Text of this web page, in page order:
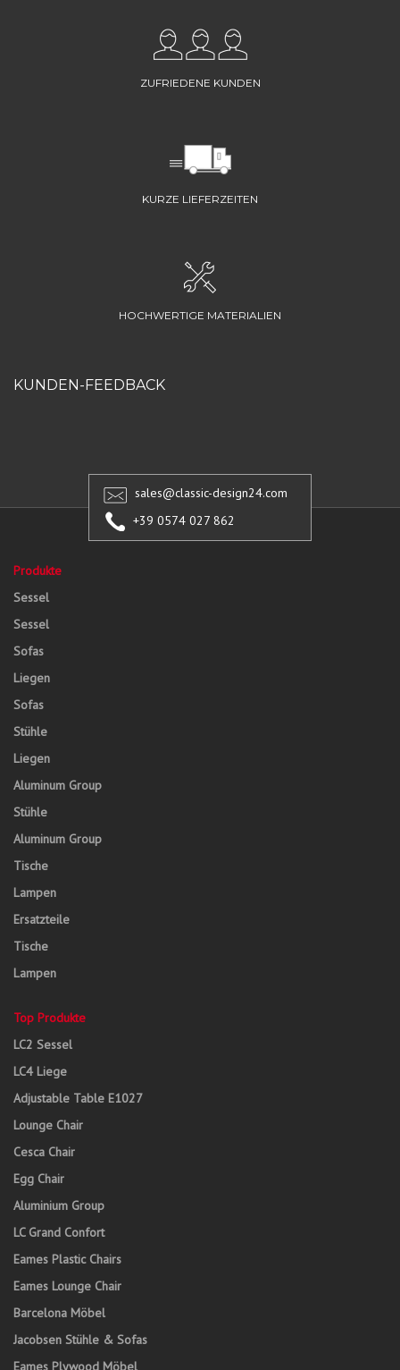
ZUFRIEDENE KUNDEN
KURZE LIEFERZEITEN
HOCHWERTIGE MATERIALIEN
KUNDEN-FEEDBACK
sales@classic-design24.com
+39 0574 027 862
Produkte
Sessel
Sessel
Sofas
Liegen
Sofas
Stühle
Liegen
Aluminum Group
Stühle
Aluminum Group
Tische
Lampen
Ersatzteile
Tische
Lampen
Top Produkte
LC2 Sessel
LC4 Liege
Adjustable Table E1027
Lounge Chair
Cesca Chair
Egg Chair
Aluminium Group
LC Grand Confort
Eames Plastic Chairs
Eames Lounge Chair
Barcelona Möbel
Jacobsen Stühle & Sofas
Eames Plywood Möbel